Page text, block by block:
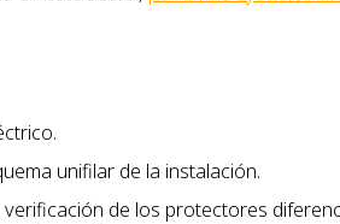
unifilar de la instalación.
de los protectores